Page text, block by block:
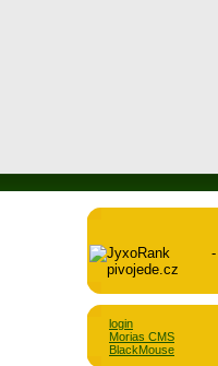
login
Morias CMS
BlackMouse